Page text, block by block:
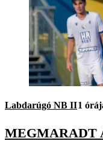
Labdarúgó NB II1
MEGMARADT